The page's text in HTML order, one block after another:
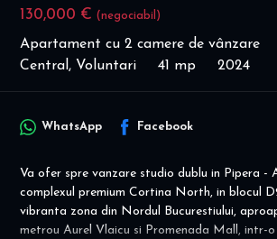
130,000 € (negociabil)
Apartament cu 2 camere de vânzare
Central, Voluntari
41 mp 2024
WhatsApp Facebook
Va ofer spre vanzare studio dublu in Pipera -
complexul premium Cortina North, in blocul
vibranta zona din Nordul Bucurestiului,
metrou Aurel Vlaicu si Promenada Mall, intr-